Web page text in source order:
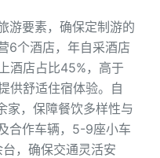
游要素，确保定制游的
6个酒店，年自采酒店
酒店占比45%，高于
供舒适住宿体验。自
家，保障餐饮多样性与
合作车辆，5-9座小车
，确保交通灵活安